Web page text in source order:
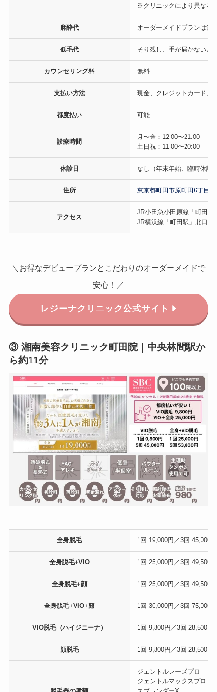
※クリニックにより異なる
麻酔代 オーダーメイドプランは無
低毛代 そり残し、手が届かないと
カウンセリング料 無料
支払い方法 現金、クレジットカード、
都度払い 可能
診療時間
月〜金：12:00〜21:00
土日祝：11:00〜20:00
休診日 なし（年末年始、臨時休診
住所 東京都町田市原町田6丁目
アクセス
JR小田急小田原線「町田駅
JR横浜線「町田駅」北口か
＼お得なデビュープランとこだわりのオーダーメイドで
安心！／
レジーナクリニック公式サイト
③ 湘南美容クリニック町田院｜中央林間駅か
ら約11分
全身脱毛 1回 19,000円／3回 45,000
全身脱毛+VIO 1回 25,000円／3回 49,500
全身脱毛+顔 1回 25,000円／3回 49,500
全身脱毛+VIO+顔 1回 30,000円／3回 75,000
VIO脱毛（ハイジニーナ） 1回 9,800円／3回 28,500円
顔脱毛 1回 9,800円／3回 28,500円
ジェントルレーズプロ
ジェントルマックスプロ